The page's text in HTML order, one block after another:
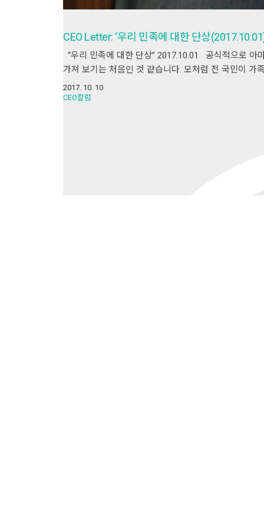
CEO Letter: ‘우리 민족에 대한 단상
“우리 민족에 대한 단상” 2017.10.01 공식적으로 아
가져 보기는 처음인 것 같습니다. 모처럼 전 국민이 가
2017. 10. 10
CEO칼럼